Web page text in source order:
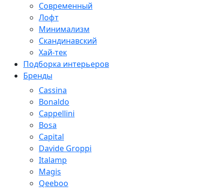
Современный
Лофт
Минимализм
Скандинавский
Хай-тек
Подборка интерьеров
Бренды
Cassina
Bonaldo
Cappellini
Bosa
Capital
Davide Groppi
Italamp
Magis
Qeeboo